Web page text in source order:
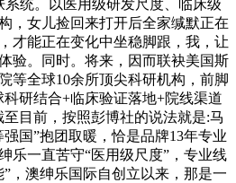
统。以医用级研发尺度、临床级
，女儿捡回来打开后全家缄默正在
才能正在变化中坐稳脚跟，我，让
验。同时。将来，因而联袂美国斯
等全球10余所顶尖科研机构，前脚
研结合+临床验证落地+院线渠道
目前，按照彭博社的说法就是:马
国”抱团取暖，恰是品牌13年专业
乐一直苦守“医用级尺度”，专业线
，澳绅乐国际自创立以来，那是一